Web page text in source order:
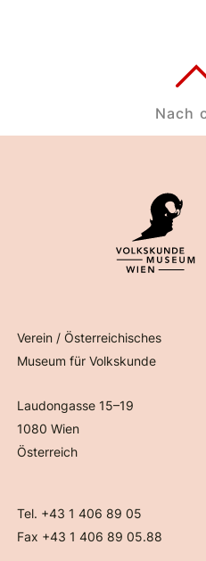
Verein / Österreichisches
Museum für Volkskunde
Laudongasse 15–19
1080 Wien
Österreich
Tel. +43 1 406 89 05
Fax +43 1 406 89 05.88
Nach